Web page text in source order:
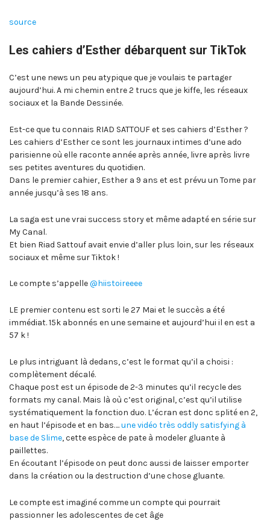
source
Les cahiers d’Esther débarquent sur TikTok
C’est une news un peu atypique que je voulais te partager
aujourd’hui. A mi chemin entre 2 trucs que je kiffe, les réseaux
sociaux et la Bande Dessinée.
Est-ce que tu connais RIAD SATTOUF et ses cahiers d’Esther ?
Les cahiers d’Esther ce sont les journaux intimes d’une ado
parisienne où elle raconte année après année, livre après livre
ses petites aventures du quotidien.
Dans le premier cahier, Esther a 9 ans et est prévu un Tome par
année jusqu’à ses 18 ans.
La saga est une vrai success story et même adapté en série sur
My Canal.
Et bien Riad Sattouf avait envie d’aller plus loin, sur les réseaux
sociaux et même sur Tiktok !
Le compte s’appelle@hiistoireeee
LE premier contenu est sorti le 27 Mai et le succès a été
immédiat. 15k abonnés en une semaine et aujourd’hui il en est a
57 k !
Le plus intriguant là dedans, c’est le format qu’il a choisi :
complètement décalé.
Chaque post est un épisode de 2-3 minutes qu’il recycle des
formats my canal. Mais là où c’est original, c’est qu’il utilise
systématiquement la fonction duo. L’écran est donc splité en 2,
en haut l’épisode et en bas….une vidéo très oddly satisfying à
base de Slime, cette espèce de pate à modeler gluante à
paillettes.
En écoutant l’épisode on peut donc aussi de laisser emporter
dans la création ou la destruction d’une chose gluante.
Le compte est imaginé comme un compte qui pourrait
passionner les adolescentes de cet âge